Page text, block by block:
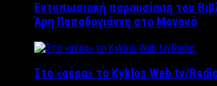
Εντυπωσιακή παρουσίαση του
Άρη Παπαδογιάννη στο Μονακό
Στο «αέρα» το Kyklos Web tv/